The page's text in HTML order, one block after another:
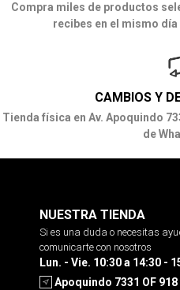
Compra miles de productos
recibes en el mismo
CAMBIOS Y
Tienda física en Av. Apoquindo
de
NUESTRA TIENDA
Si es una duda o necesitas
comunicarte con nosotros
Lun. - Vie. 10:30 a 14:30 -
Apoquindo 7331 OF